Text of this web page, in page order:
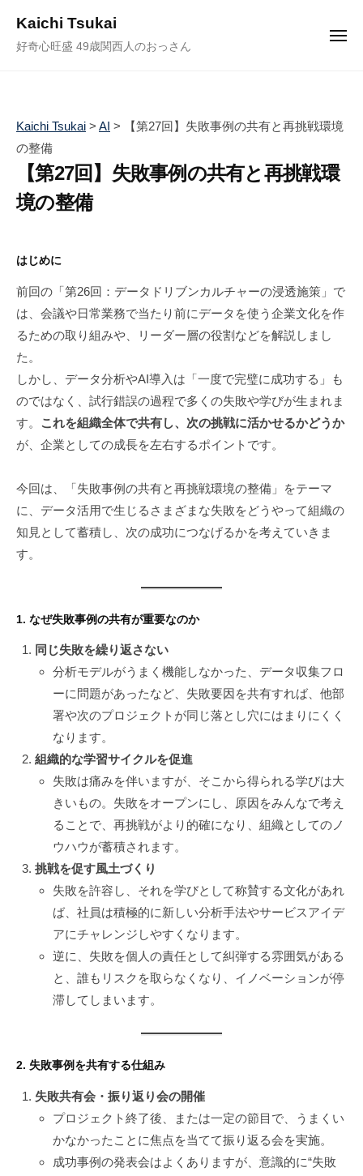
Kaichi Tsukai
好奇心旺盛 49歳関西人のおっさん
メ
Kaichi Tsukai > AI >
【第27回】失敗事例の共有と再挑戦環境
の整備
【第27回】失敗事例の共有と再挑戦環
境の整備
0
5
年
4
月
2
y
井
海
地
0
の
コ
メ
ン
ト
はじめに
前回の「第26回：データドリブンカルチャーの浸透施策」で
は、会議や日常業務で当たり前にデータを使う企業文化を作
るための取り組みや、リーダー層の役割などを解説しまし
た。
しかし、データ分析やAI導入は「一度で完璧に成功する」も
のではなく、試行錯誤の過程で多くの失敗や学びが生まれま
す。 これを組織全体で共有し、次の挑戦に活かせるかどうか
が、企業としての成長を左右するポイントです。
今回は、「失敗事例の共有と再挑戦環境の整備」をテーマ
に、データ活用で生じるさまざまな失敗をどうやって組織の
知見として蓄積し、次の成功につなげるかを考えていきま
す。
1. なぜ失敗事例の共有が重要なのか
同じ失敗を繰り返さない
分析モデルがうまく機能しなかった、データ収集フロ
ーに問題があったなど、失敗要因を共有すれば、他部
署や次のプロジェクトが同じ落とし穴にはまりにくく
なります。
組織的な学習サイクルを促進
失敗は痛みを伴いますが、そこから得られる学びは大
きいもの。失敗をオープンにし、原因をみんなで考え
ることで、再挑戦がより的確になり、組織としてのノ
ウハウが蓄積されます。
挑戦を促す風土づくり
失敗を許容し、それを学びとして称賛する文化があれ
ば、社員は積極的に新しい分析手法やサービスアイデ
アにチャレンジしやすくなります。
逆に、失敗を個人の責任として糾弾する雰囲気がある
と、誰もリスクを取らなくなり、イノベーションが停
滞してしまいます。
2. 失敗事例を共有する仕組み
失敗共有会・振り返り会の開催
プロジェクト終了後、または一定の節目で、うまくい
かなかったことに焦点を当てて振り返る会を実施。
成功事例の発表会はよくありますが、意識的に“失敗